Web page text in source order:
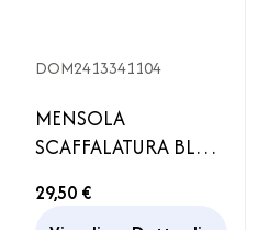
DOM2413341104
MENSOLA
SCAFFALATURA BLU
RMS84XX
29,50 €